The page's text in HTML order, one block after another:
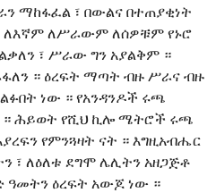
ማከፋፈል ፣ በውልና በተጠያቂነት
ለእኛም ለሥራውም ለሰዎቹም የኑሮ
፣ ሥራው ግን አያልቅም ።
። ዕረፍት ማጣት ብዙ ሥራና ብዙ
ነው ። የአንዳንዶች ሩጫ
ሕይወት የሺህ ኪሎ ሜትሮች ሩጫ
የምንጓዛት ናት ። እግዚአብሔር
፣ ለዕለቱ ደግሞ ሌሊትን አዘጋጅቶ
ዓመትን ዕረፍት አውጆ ነው ።